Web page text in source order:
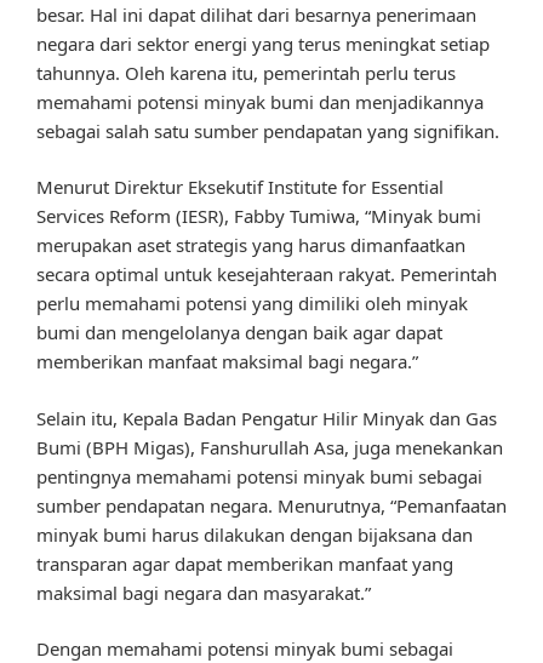
besar. Hal ini dapat dilihat dari besarnya penerimaan
negara dari sektor energi yang terus meningkat setiap
tahunnya. Oleh karena itu, pemerintah perlu terus
memahami potensi minyak bumi dan menjadikannya
sebagai salah satu sumber pendapatan yang signifikan.
Menurut Direktur Eksekutif Institute for Essential
Services Reform (IESR), Fabby Tumiwa, “Minyak bumi
merupakan aset strategis yang harus dimanfaatkan
secara optimal untuk kesejahteraan rakyat. Pemerintah
perlu memahami potensi yang dimiliki oleh minyak
bumi dan mengelolanya dengan baik agar dapat
memberikan manfaat maksimal bagi negara.”
Selain itu, Kepala Badan Pengatur Hilir Minyak dan Gas
Bumi (BPH Migas), Fanshurullah Asa, juga menekankan
pentingnya memahami potensi minyak bumi sebagai
sumber pendapatan negara. Menurutnya, “Pemanfaatan
minyak bumi harus dilakukan dengan bijaksana dan
transparan agar dapat memberikan manfaat yang
maksimal bagi negara dan masyarakat.”
Dengan memahami potensi minyak bumi sebagai